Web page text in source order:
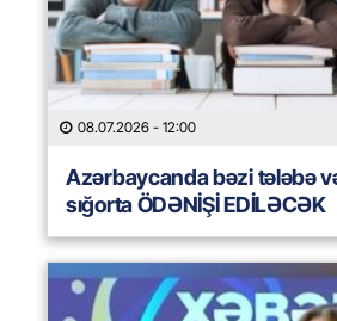
08.07.2026 - 12:00
Azərbaycanda bəzi tələbə
sığorta ÖDƏNİŞİ EDİLƏCƏK